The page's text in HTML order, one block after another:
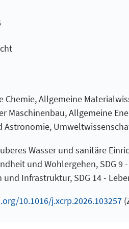
Chemie, Allgemeine
Maschinenbau, Allgemeine
Astronomie,
Wasser und sanitäre
und Wohlergehen, SDG 9
Infrastruktur, SDG 14 -
10.1016/j.xcrp.2026.103257